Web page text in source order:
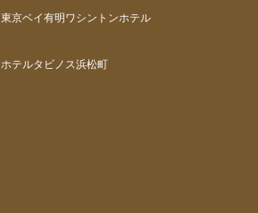
東京ベイ有明ワシントンホテル
ホテルタビノス浜松町